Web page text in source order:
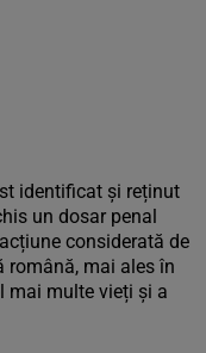
identificat și reținut
un dosar penal
considerată de
română, mai ales în
mai multe vieți și a